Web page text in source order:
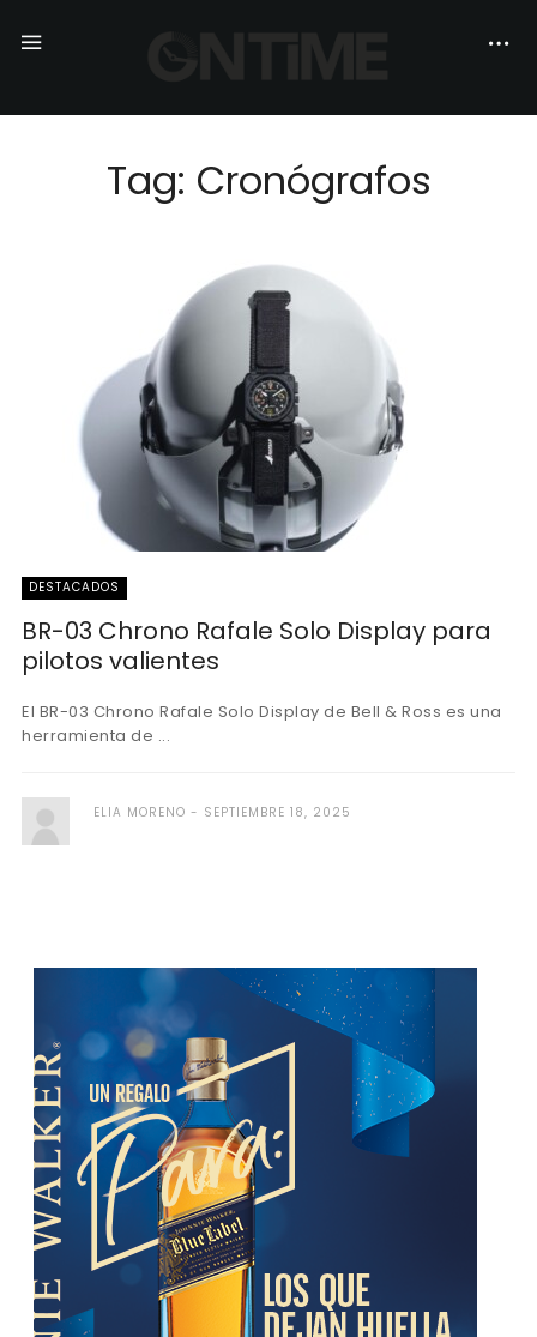
Tag: Cronógrafos
DESTACADOS
BR-03 Chrono Rafale Solo Display para
pilotos valientes
El BR-03 Chrono Rafale Solo Display de Bell & Ross es una
herramienta de ...
ELIA MORENO SEPTIEMBRE 18, 2025